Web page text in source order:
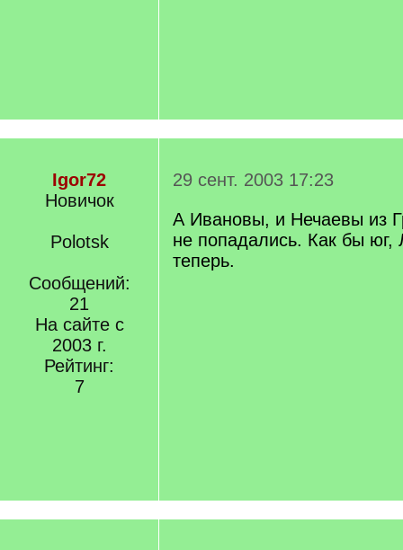
Igor72
Новичок
Polotsk
Сообщений:
21
На сайте с
2003 г.
Рейтинг:
7
29 сент. 2003 17:23
А Ивановы, и Нечаевы из
не попадались. Как бы юг,
теперь.